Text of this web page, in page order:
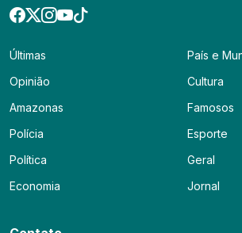
Últimas
Opinião
Amazonas
Polícia
Política
Economia
País e
Cultura
Famosos
Esporte
Geral
Jornal